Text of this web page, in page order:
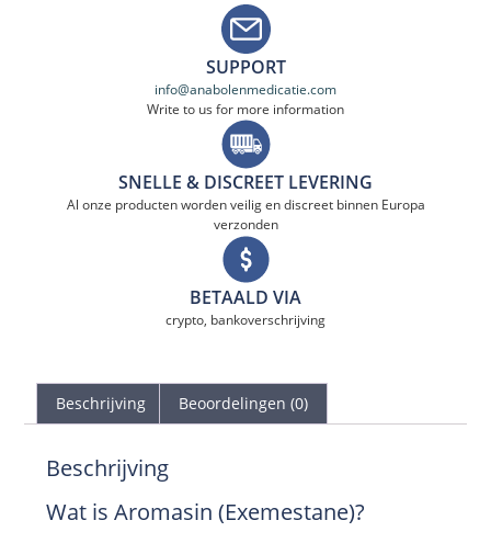
SUPPORT
info@anabolenmedicatie.com
Write to us for more information
SNELLE & DISCREET LEVERING
Al onze producten worden veilig en discreet binnen Europa
verzonden
BETAALD VIA
crypto, bankoverschrijving
Beschrijving Beoordelingen (0)
Beschrijving
Wat is Aromasin (Exemestane)?